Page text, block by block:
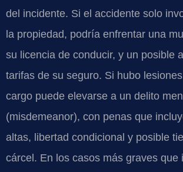
del incidente. Si el accidente solo
la propiedad, podría enfrentar una
su licencia de conducir, y un posible
tarifas de su seguro. Si hubo
cargo puede elevarse a un delito
(misdemeanor), con penas que
altas, libertad condicional y posible
cárcel. En los casos más graves que